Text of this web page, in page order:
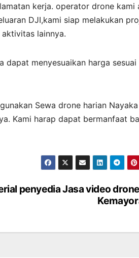
kerja. operator drone kami
DJI,kami siap melakukan
lainnya.
dapat menyesuaikan harga sesuai
Sewa drone harian Nayaka
Kami harap dapat bermanfaat
penyedia Jasa video